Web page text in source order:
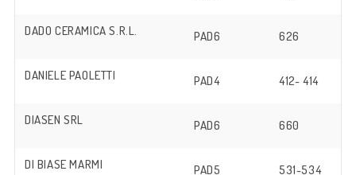
DADO CERAMICA S.R.L. PAD6 626
DANIELE PAOLETTI PAD4 412- 414
DIASEN SRL PAD6 660
DI BIASE MARMI PAD5 531-534